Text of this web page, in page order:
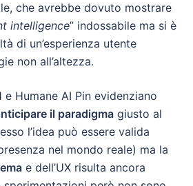
che avrebbe dovuto mostrare
intelligence” indossabile ma si è
di un’esperienza utente
non all’altezza.
e Humane AI Pin evidenziano
il paradigma giusto al
l’idea può essere valida
nel mondo reale) ma la
e dell’UX risulta ancora